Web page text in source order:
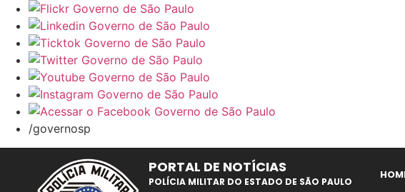
/governosp
PORTAL DE NOTÍCIAS
POLÍCIA MILITAR DO ESTADO DE SÃO PAULO